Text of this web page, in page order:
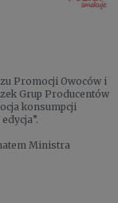
Promocji Owoców i
Grup Producentów
konsumpcji
Ministra